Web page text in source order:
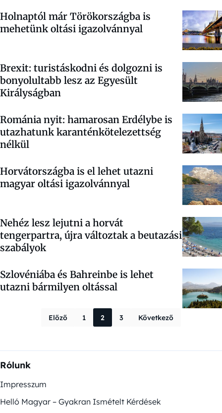
Holnaptól már Törökországba is
mehetünk oltási igazolvánnyal
Brexit: turistáskodni és dolgozni is
bonyolultabb lesz az Egyesült
Királyságban
Románia nyit: hamarosan Erdélybe is
utazhatunk karanténkötelezettség
nélkül
Horvátországba is el lehet utazni
magyar oltási igazolvánnyal
Nehéz lesz lejutni a horvát
tengerpartra, újra változtak a beutazási
szabályok
Szlovéniába és Bahreinbe is lehet
utazni bármilyen oltással
Bejegyzések
Előző 1 2 3 Következő
Rólunk
Impresszum
Helló Magyar – Gyakran Ismételt Kérdések